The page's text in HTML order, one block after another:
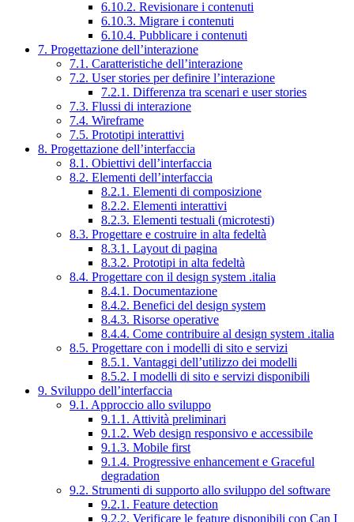
6.10.2. Revisionare i contenuti
6.10.3. Migrare i contenuti
6.10.4. Pubblicare i contenuti
7. Progettazione dell’interazione
7.1. Caratteristiche dell’interazione
7.2. User stories per definire l’interazione
7.2.1. Differenza tra scenari e user stories
7.3. Flussi di interazione
7.4. Wireframe
7.5. Prototipi interattivi
8. Progettazione dell’interfaccia
8.1. Obiettivi dell’interfaccia
8.2. Elementi dell’interfaccia
8.2.1. Elementi di composizione
8.2.2. Elementi interattivi
8.2.3. Elementi testuali (microtesti)
8.3. Progettare e costruire in alta fedeltà
8.3.1. Layout di pagina
8.3.2. Prototipi in alta fedeltà
8.4. Progettare con il design system .italia
8.4.1. Documentazione
8.4.2. Benefici del design system
8.4.3. Risorse operative
8.4.4. Come contribuire al design system .italia
8.5. Progettare con i modelli di sito e servizi
8.5.1. Vantaggi dell’utilizzo dei modelli
8.5.2. I modelli di sito e servizi disponibili
9. Sviluppo dell’interfaccia
9.1. Approccio allo sviluppo
9.1.1. Attività preliminari
9.1.2. Web design responsivo e accessibile
9.1.3. Mobile first
9.1.4. Progressive enhancement e Graceful
degradation
9.2. Strumenti di supporto allo sviluppo del software
9.2.1. Feature detection
9.2.2. Verificare le feature disponibili con Can I